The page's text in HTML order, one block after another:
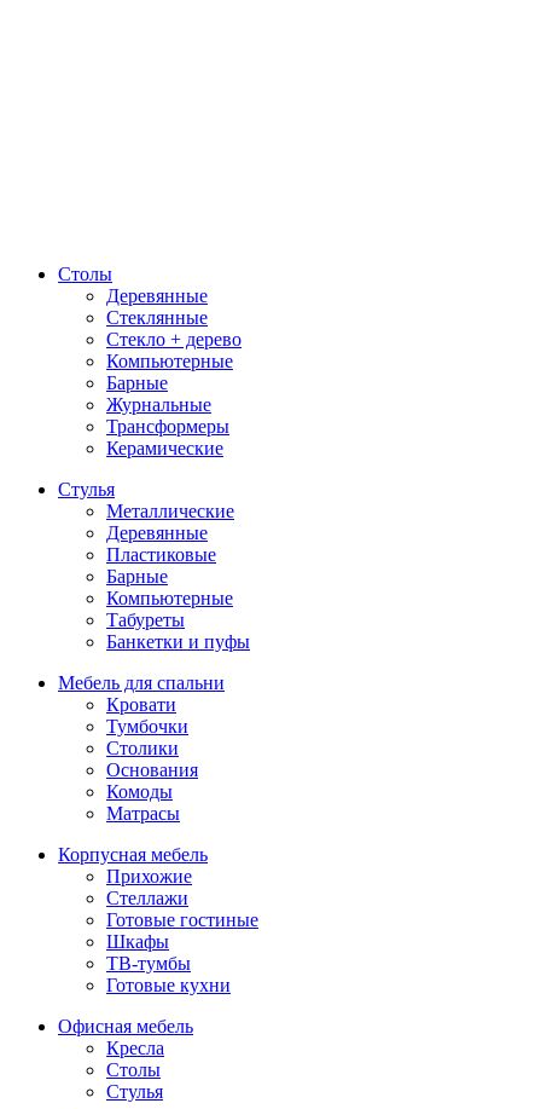
Столы
Деревянные
Стеклянные
Стекло + дерево
Компьютерные
Барные
Журнальные
Трансформеры
Керамические
Стулья
Металлические
Деревянные
Пластиковые
Барные
Компьютерные
Табуреты
Банкетки и пуфы
Мебель для спальни
Кровати
Тумбочки
Столики
Основания
Комоды
Матрасы
Корпусная мебель
Прихожие
Стеллажи
Готовые гостиные
Шкафы
ТВ-тумбы
Готовые кухни
Офисная мебель
Кресла
Столы
Стулья